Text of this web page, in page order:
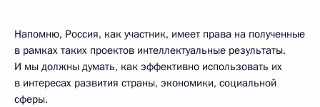
Напомню, Россия, как участник, имеет права на полученные
в рамках таких проектов интеллектуальные результаты.
И мы должны думать, как эффективно использовать их
в интересах развития страны, экономики, социальной
сферы.